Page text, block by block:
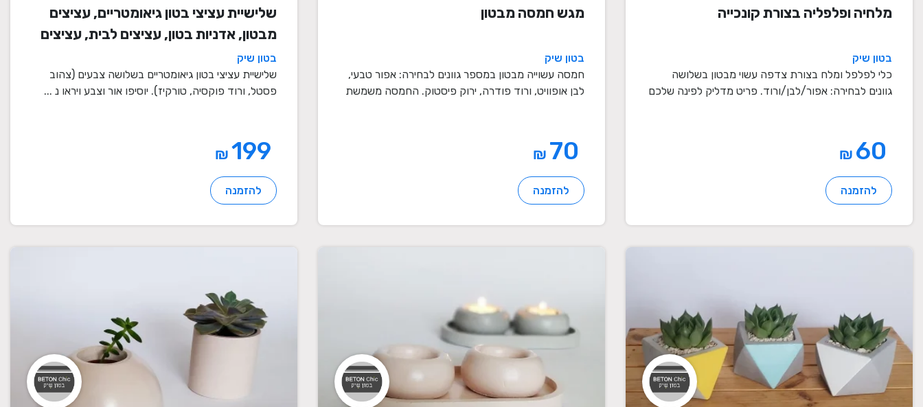
מלחיה ופלפליה בצורת קונכייה
בטון שיק
כלי לפלפל ומלח בצורת צדפה עשוי מבטון בשלושה
גוונים לבחירה: אפור/לבן/ורוד. פריט מדליק לפינה שלכם
₪
להזמנה
מגש חמסה מבטון
בטון שיק
חמסה עשוייה מבטון במספר גוונים לבחירה: אפור טבעי,
לבן אופוויט, ורוד פודרה, ירוק פיסטוק. החמסה משמשת
₪
להזמנה
שלישיית עציצי בטון גיאומטריים, עציצים
מבטון, אדניות בטון, עציצים לבית, עציצים
מיוחדים, עציצים מעוצבים, עציצי מתנה,
מתנות לחגים
בטון שיק
שלישיית עציצי בטון גיאומטריים בשלושה צבעים (צהוב
פסטל, ורוד פוקסיה, טורקיז). יוסיפו אור וצבע ויראו נ ...
₪
להזמנה